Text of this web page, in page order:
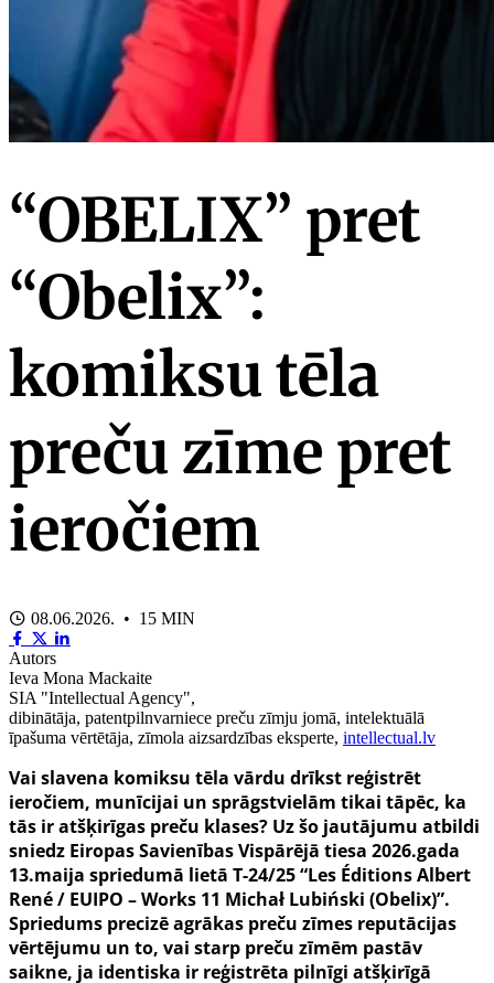
“OBELIX” pret
“Obelix”:
komiksu tēla
preču zīme pret
ieročiem
08.06.2026. • 15 MIN
Autors
Ieva Mona Mackaite
SIA "Intellectual Agency",
dibinātāja, patentpilnvarniece preču zīmju jomā, intelektuālā
īpašuma vērtētāja, zīmola aizsardzības eksperte, intellectual.lv
Vai slavena komiksu tēla vārdu drīkst reģistrēt
ieročiem, munīcijai un sprāgstvielām tikai tāpēc, ka
tās ir atšķirīgas preču klases? Uz šo jautājumu atbildi
sniedz Eiropas Savienības Vispārējā tiesa 2026.gada
13.maija spriedumā lietā T-24/25 “Les Éditions Albert
René / EUIPO – Works 11 Michał Lubiński (Obelix)”.
Spriedums precizē agrākas preču zīmes reputācijas
vērtējumu un to, vai starp preču zīmēm pastāv
saikne, ja identiska ir reģistrēta pilnīgi atšķirīgā